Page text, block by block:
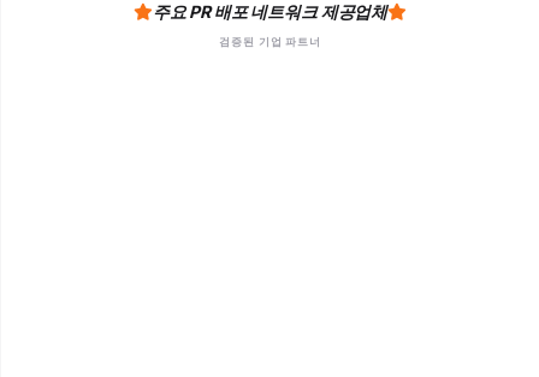
주요 PR 배포 네트워크 제공업체
검증된 기업 파트너